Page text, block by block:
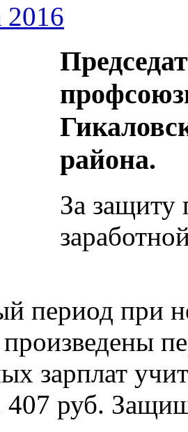
2016
района.
За защиту
период при
зарплат
руб.